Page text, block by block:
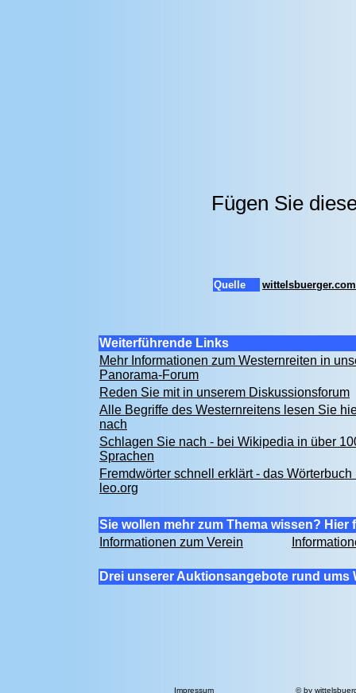
Fügen Sie
Quelle wittelsbuerger.com
Weiterführende Links
Mehr Informationen zum Westernreiten in
Panorama-Forum
Reden Sie mit in unserem Diskussionsforum
Alle Begriffe des Westernreitens lesen Sie
nach
Schlagen Sie nach - bei Wikipedia in über
Sprachen
Fremdwörter schnell erklärt - das Wörterbuch
leo.org
Sie wollen mehr zum Thema wissen? Hier
Informationen zum Verein
Drei unserer Auktionsangebote rund ums
Impressum © by